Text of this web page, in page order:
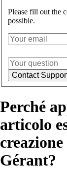
Please fill out the
possible.
Perché
articolo
Gérant?